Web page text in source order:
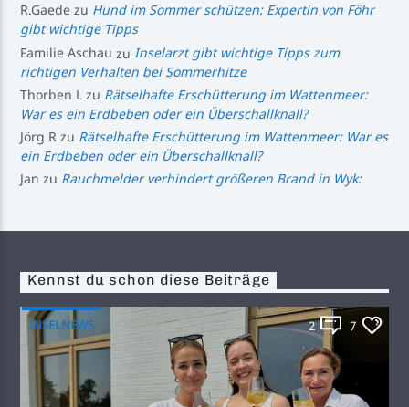
R.Gaede zu Hund im Sommer schützen: Expertin von Föhr
gibt wichtige Tipps
Familie Aschau zu Inselarzt gibt wichtige Tipps zum
richtigen Verhalten bei Sommerhitze
Thorben L zu Rätselhafte Erschütterung im Wattenmeer:
War es ein Erdbeben oder ein Überschallknall?
Jörg R zu Rätselhafte Erschütterung im Wattenmeer: War es
ein Erdbeben oder ein Überschallknall?
Jan zu Rauchmelder verhindert größeren Brand in Wyk:
Kennst du schon diese Beiträge
INSELNEWS 2 7